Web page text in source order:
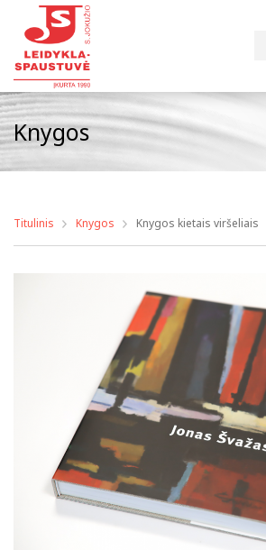
Knygos
Titulinis Knygos Knygos kietais viršeliais